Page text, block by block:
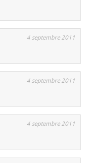
4 septembre 2011
4 septembre 2011
4 septembre 2011